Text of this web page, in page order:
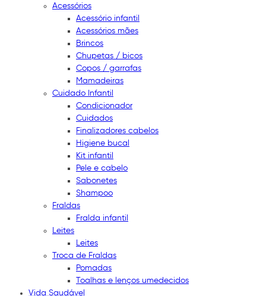
Acessórios
Acessório infantil
Acessórios mães
Brincos
Chupetas / bicos
Copos / garrafas
Mamadeiras
Cuidado Infantil
Condicionador
Cuidados
Finalizadores cabelos
Higiene bucal
Kit infantil
Pele e cabelo
Sabonetes
Shampoo
Fraldas
Fralda infantil
Leites
Leites
Troca de Fraldas
Pomadas
Toalhas e lenços umedecidos
Vida Saudável